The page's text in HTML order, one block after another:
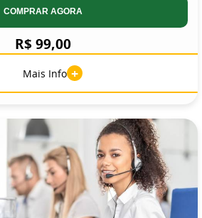
COMPRAR AGORA
R$ 99,00
Mais Info +